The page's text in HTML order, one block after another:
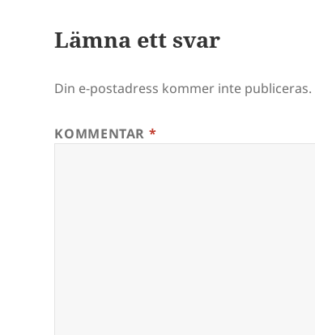
Lämna ett svar
Din e-postadress kommer inte publiceras.
KOMMENTAR *